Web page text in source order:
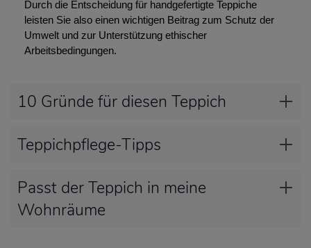
Durch die Entscheidung für handgefertigte Teppiche
leisten Sie also einen wichtigen Beitrag zum Schutz der
Umwelt und zur Unterstützung ethischer
Arbeitsbedingungen.
10 Gründe für diesen Teppich
Teppichpflege-Tipps
Passt der Teppich in meine
Wohnräume